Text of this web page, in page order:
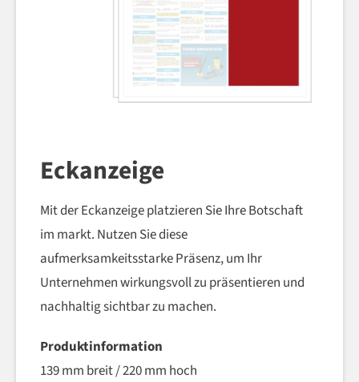
Eckanzeige
Mit der Eckanzeige platzieren Sie Ihre Botschaft
im markt. Nutzen Sie diese
aufmerksamkeitsstarke Präsenz, um Ihr
Unternehmen wirkungsvoll zu präsentieren und
nachhaltig sichtbar zu machen.
Produktinformation
139 mm breit / 220 mm hoch